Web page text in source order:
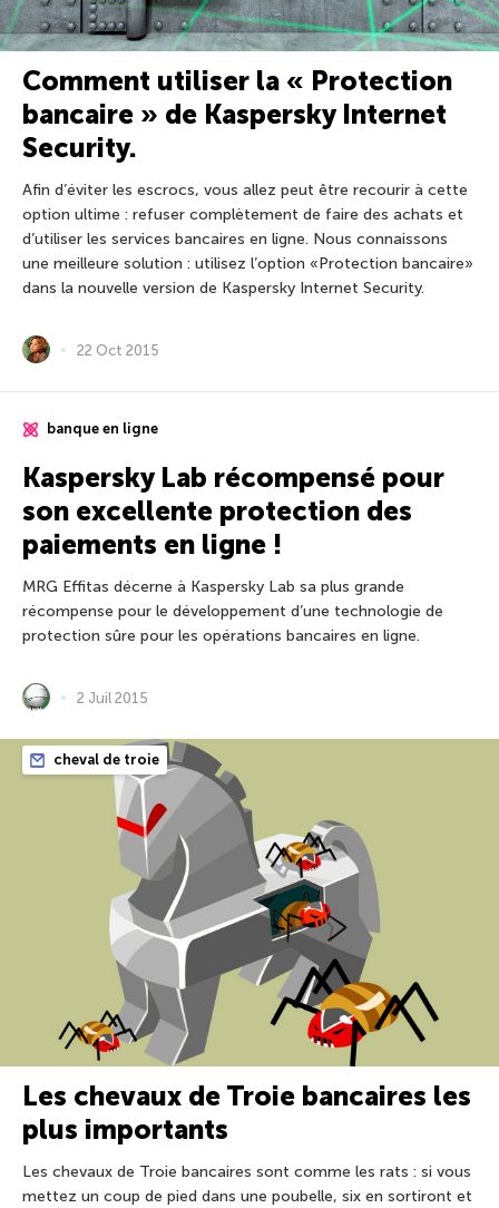
Comment utiliser la « Protection
bancaire » de Kaspersky Internet
Security.
Afin d’éviter les escrocs, vous allez peut être recourir à cette
option ultime : refuser complètement de faire des achats et
d’utiliser les services bancaires en ligne. Nous connaissons
une meilleure solution : utilisez l’option «Protection bancaire»
dans la nouvelle version de Kaspersky Internet Security.
22 Oct 2015
banque en ligne
Kaspersky Lab récompensé pour
son excellente protection des
paiements en ligne !
MRG Effitas décerne à Kaspersky Lab sa plus grande
récompense pour le développement d’une technologie de
protection sûre pour les opérations bancaires en ligne.
2 Juil 2015
cheval de troie
Les chevaux de Troie bancaires les
plus importants
Les chevaux de Troie bancaires sont comme les rats : si vous
mettez un coup de pied dans une poubelle, six en sortiront et